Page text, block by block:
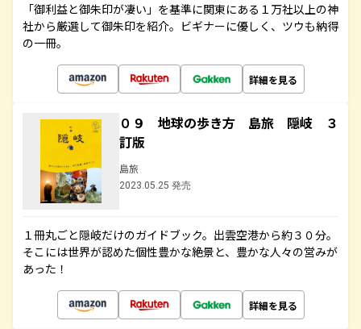
「御利益と御朱印が凄い」を基準に関東にある１万社以上の神
社から厳選して御朱印を紹介。ビギナーに優しく、ツウも納得
の一冊。
詳細を見る
０９ 地球の歩き方 島旅 隠岐 ３
訂版
島旅
2023.05.25 発売
１冊丸ごと隠岐だけのガイドブック。出雲空港から約３０分。
そこには世界が認めた個性豊かな絶景と、豊かな人々の営みが
あった！
詳細を見る